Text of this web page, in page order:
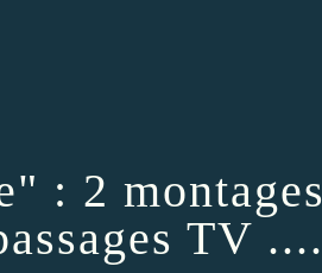
: 2 montages
TV ....